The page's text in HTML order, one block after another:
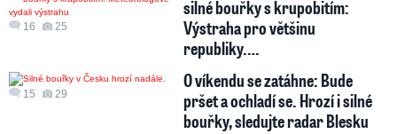
16 25
silné bouřky s krupobitím:
Výstraha pro většinu
republiky.…
15 29
O víkendu se zatáhne: Bude
pršet a ochladí se. Hrozí i silné
bouřky, sledujte radar Blesku